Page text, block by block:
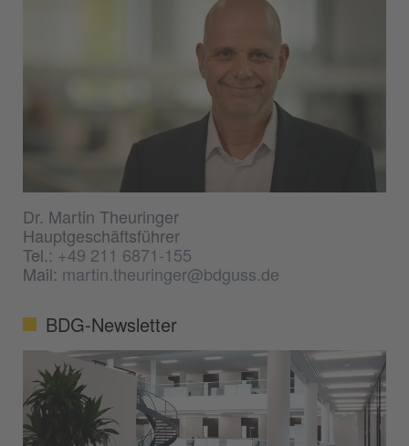
Dr. Martin Theuringer
Hauptgeschäftsführer
Tel.:+49 211 6871-155
Mail: martin.theuringer@bdguss.de
BDG-Newsletter